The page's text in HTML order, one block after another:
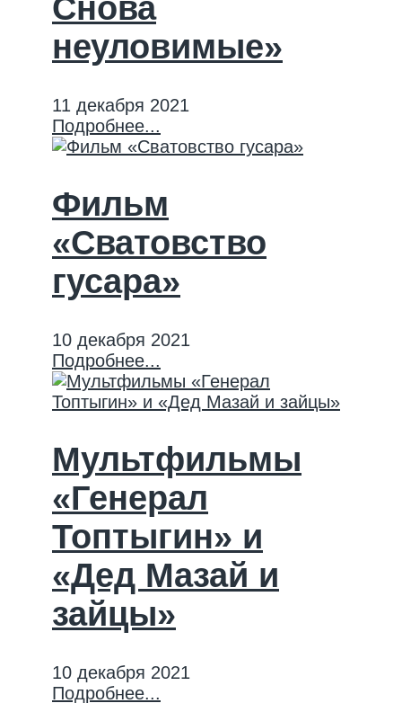
Снова
неуловимые»
11 декабря 2021
Подробнее...
Фильм
«Сватовство
гусара»
10 декабря 2021
Подробнее...
Мультфильмы
«Генерал
Топтыгин» и
«Дед Мазай и
зайцы»
10 декабря 2021
Подробнее...